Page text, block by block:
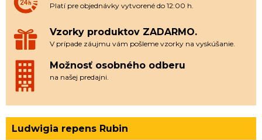
Platí pre objednávky vytvorené do 12:00 h.
Vzorky produktov ZADARMO.
V prípade záujmu vám pošleme vzorky na vyskúšanie.
Možnosť osobného odberu
na našej predajni.
Ludwigia repens Rubin